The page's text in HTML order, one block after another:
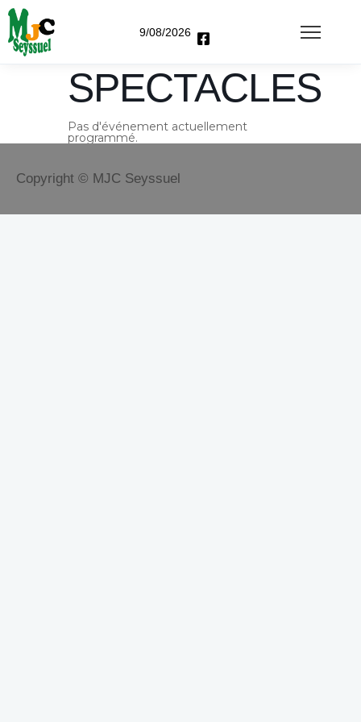
9/08/2026
SPECTACLES
Pas d'événement actuellement
programmé.
Copyright © MJC Seyssuel